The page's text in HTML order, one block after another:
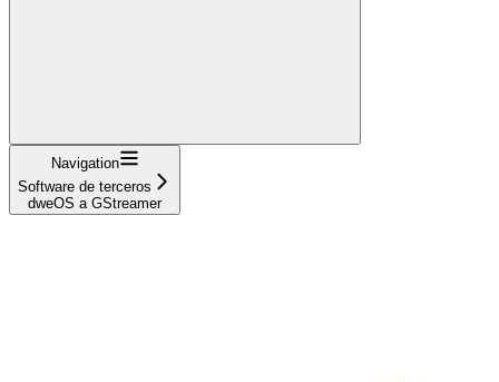
Navigation
Software de terceros
dweOS a GStreamer